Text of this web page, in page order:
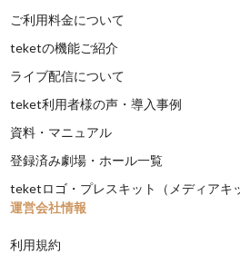
ご利用料金について
teketの機能ご紹介
ライブ配信について
teket利用者様の声・導入事例
資料・マニュアル
登録済み劇場・ホール一覧
teketロゴ・プレスキット（メディアキ
運営会社情報
利用規約